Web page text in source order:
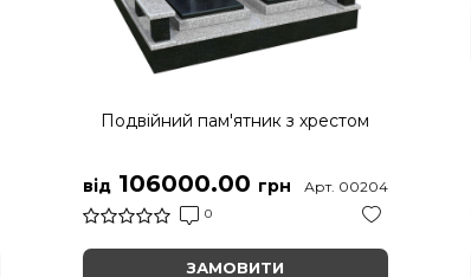
Подвійний пам'ятник з хрестом
від 106000.00 грн
0
Арт. 00204
ЗАМОВИТИ